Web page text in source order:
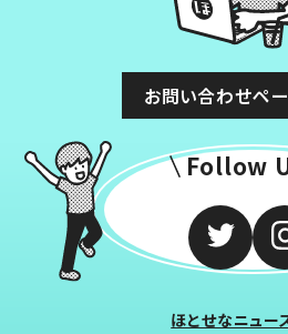
お問い合わせペ
Follow
ほとせなニュー